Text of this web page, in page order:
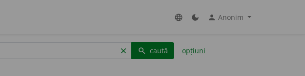
language dark_mode person Anonim
clear search caută opțiuni